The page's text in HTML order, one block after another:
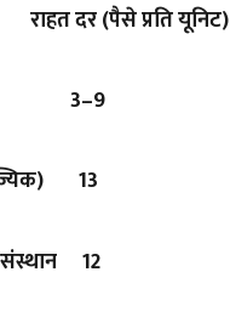
राहत दर (पैसे प्रति यूनिट)
3–9
13
12